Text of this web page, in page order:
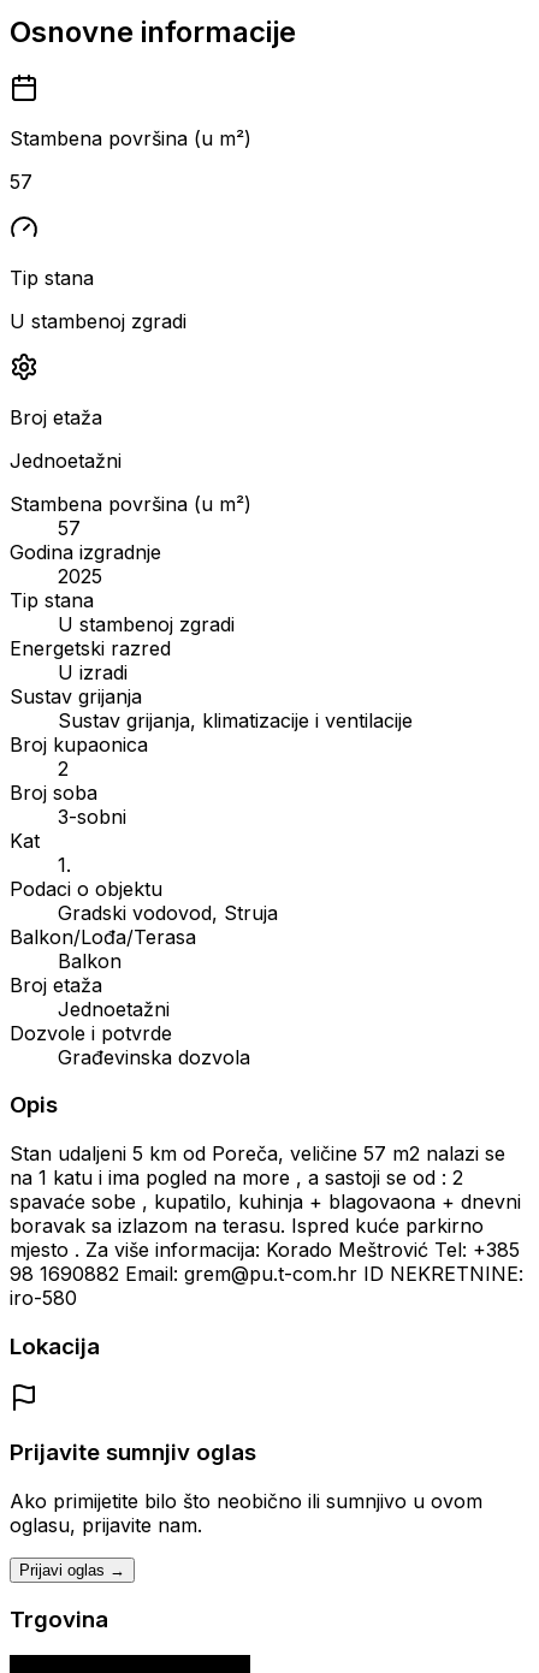
Osnovne informacije
Stambena površina (u m²)
57
Tip stana
U stambenoj zgradi
Broj etaža
Jednoetažni
Stambena površina (u m²)
57
Godina izgradnje
2025
Tip stana
U stambenoj zgradi
Energetski razred
U izradi
Sustav grijanja
Sustav grijanja, klimatizacije i ventilacije
Broj kupaonica
2
Broj soba
3-sobni
Kat
1.
Podaci o objektu
Gradski vodovod, Struja
Balkon/Lođa/Terasa
Balkon
Broj etaža
Jednoetažni
Dozvole i potvrde
Građevinska dozvola
Opis
Stan udaljeni 5 km od Poreča, veličine 57 m2 nalazi se
na 1 katu i ima pogled na more , a sastoji se od : 2
spavaće sobe , kupatilo, kuhinja + blagovaona + dnevni
boravak sa izlazom na terasu. Ispred kuće parkirno
mjesto . Za više informacija: Korado Meštrović Tel: +385
98 1690882 Email: grem@pu.t-com.hr ID NEKRETNINE:
iro-580
Lokacija
Prijavite sumnjiv oglas
Ako primijetite bilo što neobično ili sumnjivo u ovom
oglasu, prijavite nam.
Prijavi oglas →
Trgovina